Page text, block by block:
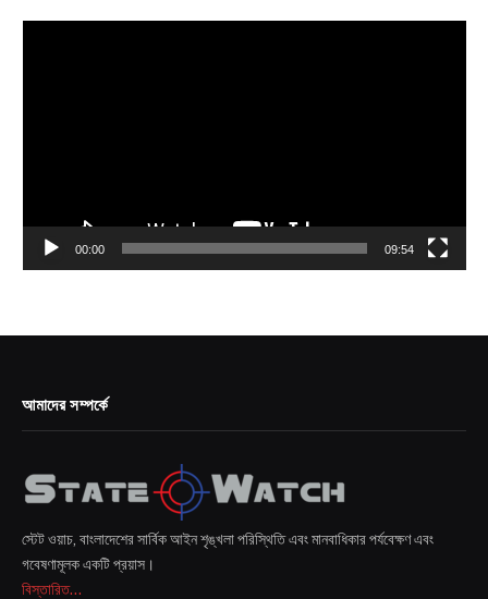
00:00 09:54
আমাদের সম্পর্কে
স্টেট ওয়াচ, বাংলাদেশের সার্বিক আইন শৃঙ্খলা পরিস্থিতি এবং মানবাধিকার পর্যবেক্ষণ এবং
গবেষণামূলক একটি প্রয়াস।
বিস্তারিত...